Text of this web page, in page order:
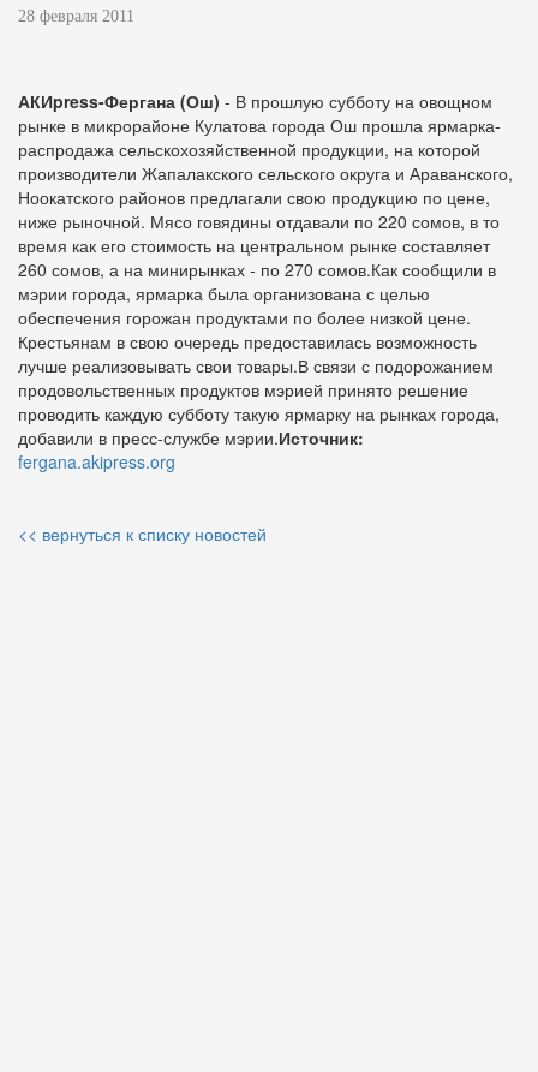
28 февраля 2011
АКИpress-Фергана (Ош) - В прошлую субботу на овощном
рынке в микрорайоне Кулатова города Ош прошла ярмарка-
распродажа сельскохозяйственной продукции, на которой
производители Жапалакского сельского округа и Араванского,
Ноокатского районов предлагали свою продукцию по цене,
ниже рыночной. Мясо говядины отдавали по 220 сомов, в то
время как его стоимость на центральном рынке составляет
260 сомов, а на минирынках - по 270 сомов.Как сообщили в
мэрии города, ярмарка была организована с целью
обеспечения горожан продуктами по более низкой цене.
Крестьянам в свою очередь предоставилась возможность
лучше реализовывать свои товары.В связи с подорожанием
продовольственных продуктов мэрией принято решение
проводить каждую субботу такую ярмарку на рынках города,
добавили в пресс-службе мэрии.Источник:
fergana.akipress.org
<< вернуться к списку новостей